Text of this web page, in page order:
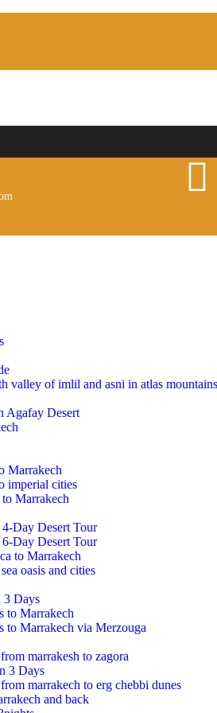
valley of imlil and asni in atlas mountains
Agafay Desert
Marrakech
imperial cities
Marrakech
Day Desert Tour
Day Desert Tour
to Marrakech
oasis and cities
3 Days
to Marrakech
to Marrakech via Merzouga
marrakesh to zagora
3 Days
marrakech to erg chebbi dunes
and back